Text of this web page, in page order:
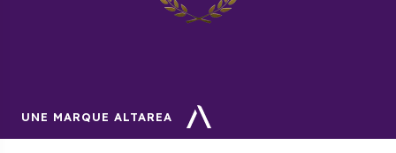
UNE MARQUE ALTAREA